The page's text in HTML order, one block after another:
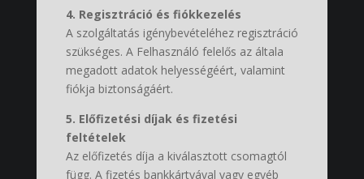
4. Regisztráció és fiókkezelés
A szolgáltatás igénybevételéhez regisztráció
szükséges. A Felhasználó felelős az általa
megadott adatok helyességéért, valamint
fiókja biztonságáért.
5. Előfizetési díjak és fizetési
feltételek
Az előfizetés díja a kiválasztott csomagtól
függ. A fizetés bankkártyával vagy egyéb